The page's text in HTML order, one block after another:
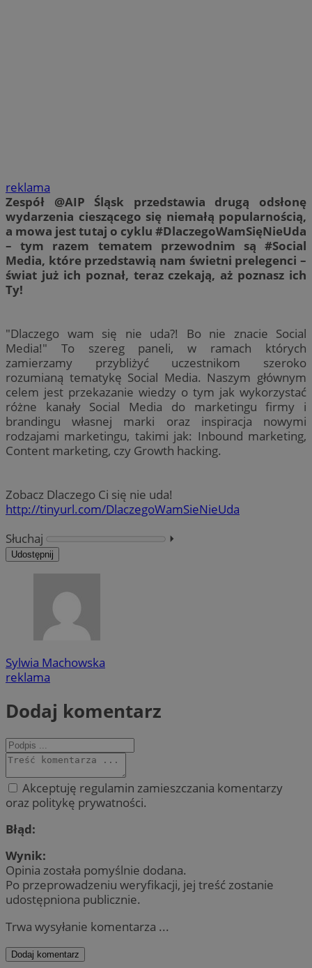
reklama
Zespół @AIP Śląsk przedstawia drugą odsłonę
wydarzenia cieszącego się niemałą popularnością,
a mowa jest tutaj o cyklu #DlaczegoWamSięNieUda
– tym razem tematem przewodnim są #Social
Media, które przedstawią nam świetni prelegenci –
świat już ich poznał, teraz czekają, aż poznasz ich
Ty!
"Dlaczego wam się nie uda?! Bo nie znacie Social
Media!" To szereg paneli, w ramach których
zamierzamy przybliżyć uczestnikom szeroko
rozumianą tematykę Social Media. Naszym głównym
celem jest przekazanie wiedzy o tym jak wykorzystać
różne kanały Social Media do marketingu firmy i
brandingu własnej marki oraz inspiracja nowymi
rodzajami marketingu, takimi jak: Inbound marketing,
Content marketing, czy Growth hacking.
Zobacz Dlaczego Ci się nie uda!
http://tinyurl.com/DlaczegoWamSieNieUda
Słuchaj
⏵︎
Udostępnij
Sylwia Machowska
reklama
Dodaj komentarz
Akceptuję regulamin zamieszczania komentarzy
oraz politykę prywatności.
Błąd:
Wynik:
Opinia została pomyślnie dodana.
Po przeprowadzeniu weryfikacji, jej treść zostanie
udostępniona publicznie.
Trwa wysyłanie komentarza ...
Dodaj komentarz